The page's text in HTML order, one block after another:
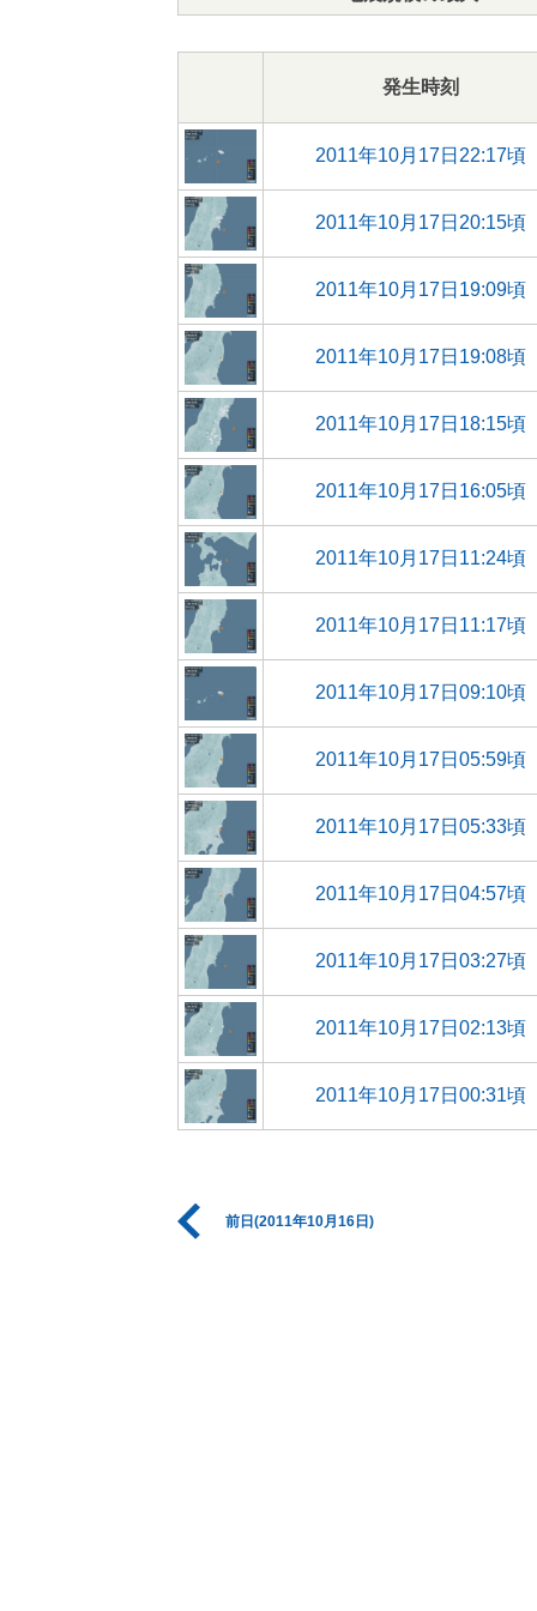
発生時刻
2011年10月17日22:17頃
2011年10月17日20:15頃
2011年10月17日19:09頃
2011年10月17日19:08頃
2011年10月17日18:15頃
2011年10月17日16:05頃
2011年10月17日11:24頃
2011年10月17日11:17頃
2011年10月17日09:10頃
2011年10月17日05:59頃
2011年10月17日05:33頃
2011年10月17日04:57頃
2011年10月17日03:27頃
2011年10月17日02:13頃
2011年10月17日00:31頃
前日(2011年10月16日)